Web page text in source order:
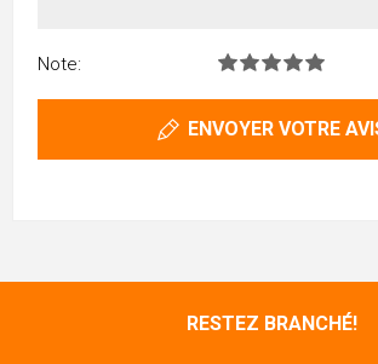
Note:
ENVOYER VOTRE
RESTEZ BRANCHÉ!